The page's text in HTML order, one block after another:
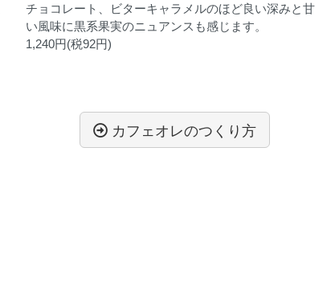
チョコレート、ビターキャラメルのほど良い深みと甘
い風味に黒系果実のニュアンスも感じます。
1,240円(税92円)
カフェオレのつくり方